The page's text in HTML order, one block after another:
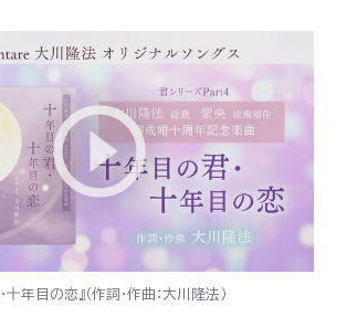
十年目の恋』（作詞・作曲：大川隆法）